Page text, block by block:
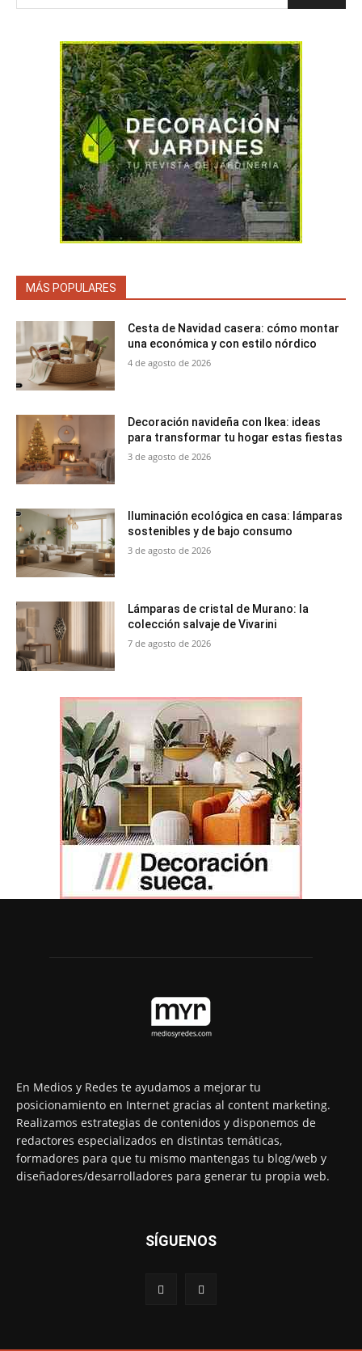
MÁS POPULARES
Cesta de Navidad casera: cómo montar
una económica y con estilo nórdico
4 de agosto de 2026
Decoración navideña con Ikea: ideas
para transformar tu hogar estas fiestas
3 de agosto de 2026
Iluminación ecológica en casa: lámparas
sostenibles y de bajo consumo
3 de agosto de 2026
Lámparas de cristal de Murano: la
colección salvaje de Vivarini
7 de agosto de 2026
En Medios y Redes te ayudamos a mejorar tu
posicionamiento en Internet gracias al content marketing.
Realizamos estrategias de contenidos y disponemos de
redactores especializados en distintas temáticas,
formadores para que tu mismo mantengas tu blog/web y
diseñadores/desarrolladores para generar tu propia web.
SÍGUENOS